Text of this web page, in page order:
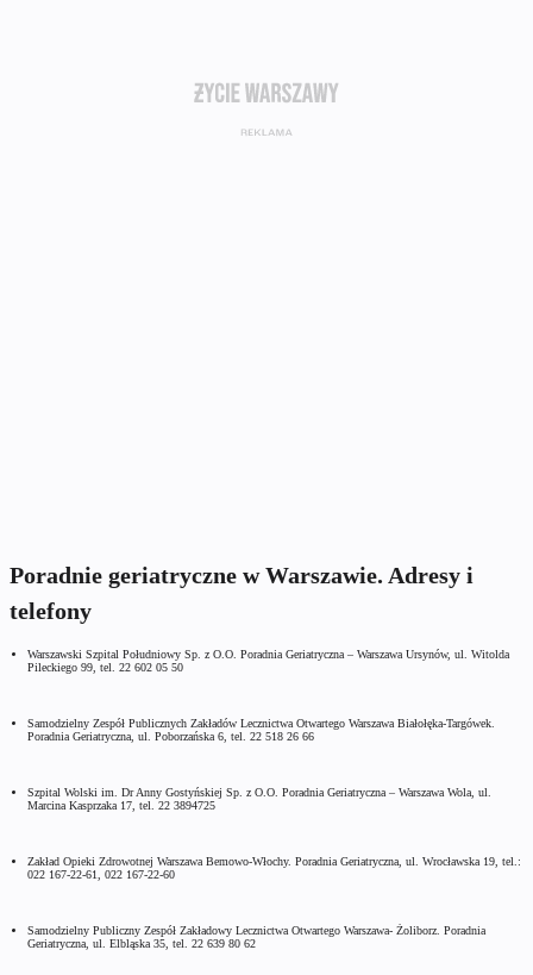
Poradnie geriatryczne w Warszawie. Adresy i
telefony
Warszawski Szpital Południowy Sp. z O.O. Poradnia Geriatryczna – Warszawa Ursynów, ul. Witolda
Pileckiego 99, tel. 22 602 05 50
Samodzielny Zespół Publicznych Zakładów Lecznictwa Otwartego Warszawa Białołęka-Targówek.
Poradnia Geriatryczna, ul. Poborzańska 6, tel. 22 518 26 66
Szpital Wolski im. Dr Anny Gostyńskiej Sp. z O.O. Poradnia Geriatryczna – Warszawa Wola, ul.
Marcina Kasprzaka 17, tel. 22 3894725
Zakład Opieki Zdrowotnej Warszawa Bemowo-Włochy. Poradnia Geriatryczna, ul. Wrocławska 19, tel.:
022 167-22-61, 022 167-22-60
Samodzielny Publiczny Zespół Zakładowy Lecznictwa Otwartego Warszawa- Żoliborz. Poradnia
Geriatryczna, ul. Elbląska 35, tel. 22 639 80 62